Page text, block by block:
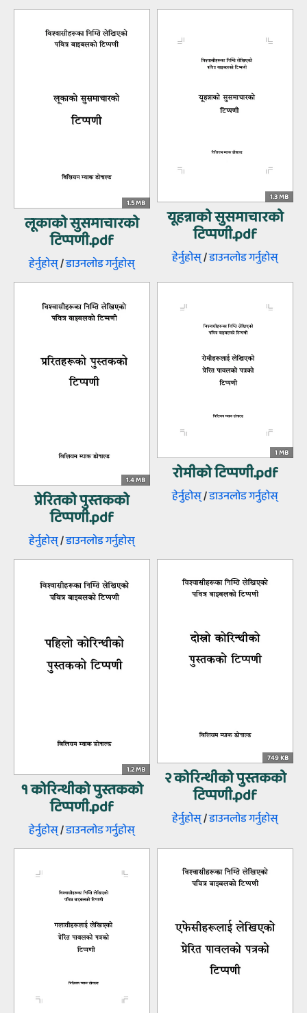
1.5 MB
लूकाको सुसमाचारको
टिप्पणी.pdf
हेर्नुहोस्‌/डाउनलोड गर्नुहोस्‌
1.3 MB
यूहन्नाको सुसमाचारको
टिप्पणी.pdf
हेर्नुहोस्‌/डाउनलोड गर्नुहोस्‌
1.4 MB
प्रेरितको पुस्तकको
टिप्पणी.pdf
हेर्नुहोस्‌/डाउनलोड गर्नुहोस्‌
1 MB
रोमीको टिप्पणी.pdf
हेर्नुहोस्‌/डाउनलोड गर्नुहोस्‌
1.2 MB
१ कोरिन्थीको पुस्तकको
टिप्पणी.pdf
हेर्नुहोस्‌/डाउनलोड गर्नुहोस्‌
749 KB
२ कोरिन्थीको पुस्तकको
टिप्पणी.pdf
हेर्नुहोस्‌/डाउनलोड गर्नुहोस्‌